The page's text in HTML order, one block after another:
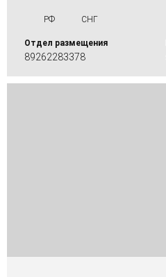
РФ СНГ
Отдел размещения
89262283378